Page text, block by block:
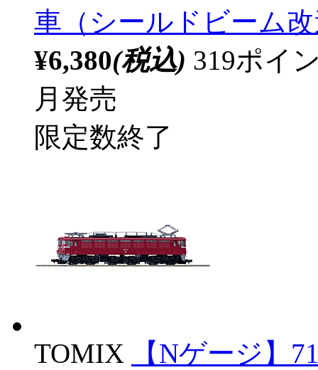
車（シールドビーム
¥6,380(税込) 319ポイ
月発売
限定数終了
TOMIX
【Nゲージ】